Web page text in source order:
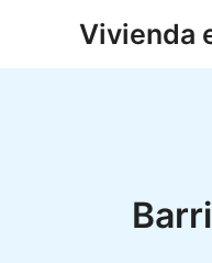
contenido
Vivienda